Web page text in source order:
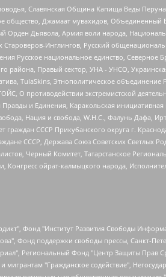
Славянская Община Капища Веды
общество, Джамаат мувахидов, Объединенный
Орден Дьявола, Армия воли народа,
Староверов-Инглингов, Русский
Русское национальное единство, Северное
района, Правый сектор, УНА - УНСО,
TulaSkins, Этнополитическое объединение
О противодействии экстремистской
и Единения, Каракольская
Нация и свобода, W.H.С., Фалунь Дафа,
СССР Прикубанского округа г.
СССР, Держава Союз Советских Светлых
Черный Комитет, Татарстанское
ойрат-калмыцкого народа,
"Правозащитная группа "Гражданин.Армия.Право", Хисамова Регина Фаритовна, Автономная некоммерческая организация по реализации социально-правовых программ "Лилит", Дальневосточное общественное движение "Маяк", Санкт-Петербургская ЛГБТ-инициативная группа "Выход", Инициативная группа ЛГБТ+ "Реверс", Алексеев Андрей Викторович, Бекбулатова Таисия Львовна, Беляев Иван Михайлович, Владыкина Елена Сергеевна, Гельман Марат Александрович, Никульшина Вероника Юрьевна, Толоконникова Надежда Андреевна, Шендерович Виктор Анатольевич, Общество с ограниченной ответственностью "Данное сообщение", Общество с ограниченной ответственностью Издательский дом "Новая глава", Айнбиндер Александра Александровна, Московский комьюнити-центр для ЛГБТ+инициатив, Благотворительный фонд развития филантропии, Deutsche Welle (Германия, Kurt-Schumacher-Strasse 3, 53113 Bonn), Борзунова Мария Михайловна, Воробьев Виктор Викторович, Голубева Анна Львовна, Константинова Алла Михайловна, Малкова Ирина Владимировна, Мурадов Мурад Абдулгалимович, Осетинская Елизавета Николаевна, Понасенков Евгений Николаевич, Ганапольский Матвей Юрьевич, Киселев Евгений Алексеевич, Борухович Ирина Григорьевна, Дремин Иван Тимофеевич, Дубровский Дмитрий Викторович, Красноярская региональная общественная организация поддержки и развития альтернативных образовательных технологий и межкультурных коммуникаций "ИНТЕРРА", Маяковская Екатерина Алексеевна, Фейгин Марк Захарович, Филимонов Андрей Викторович, Дзугкоева Регина Николаевна, Доброхотов Роман Александрович, Дудь Юрий Александрович, Елкин Сергей Владимирович, Кругликов Кирилл Игоревич, Сабунаева Мария Леонидовна, Семенов Алексей Владимирович, Шаинян Карен Багратович, Шульман Екатерина Михайловна, Асафьев Артур Валерьевич, Вахштайн Виктор Семенович, Венедиктов Алексей Алексеевич, Лушникова Екатерина Евгеньевна, Волков Леонид Михайлович, Невзоров Александр Глебович, Пархоменко Сергей Борисович, Сироткин Ярослав Николаевич, Кара-Мурза Владимир Владимирович, Баранова Наталья Владимировна, Гозман Леонид